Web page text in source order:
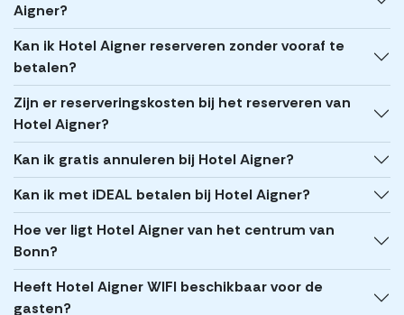
Aigner?
Kan ik Hotel Aigner reserveren zonder vooraf te
betalen?
Zijn er reserveringskosten bij het reserveren van
Hotel Aigner?
Kan ik gratis annuleren bij Hotel Aigner?
Kan ik met iDEAL betalen bij Hotel Aigner?
Hoe ver ligt Hotel Aigner van het centrum van
Bonn?
Heeft Hotel Aigner WIFI beschikbaar voor de
gasten?